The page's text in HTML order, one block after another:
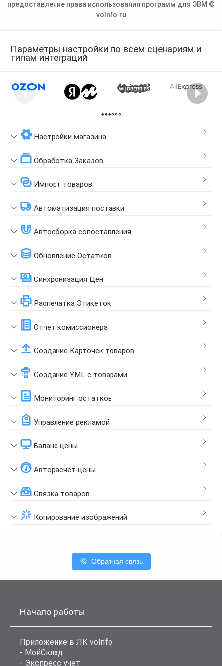
предоставление права использования программ для ЭВМ ©
voInfo.ru
Параметры настройки по всем сценариям и
типам интеграций
Настройки магазина
Обработка Заказов
Импорт товаров
Автоматизация поставки
Автосборка сопоставления
Обновление Остатков
Синхронизация Цен
Распечатка Этикеток
Отчет комиссионера
Создание Карточек товаров
Создание YML с товарами
Мониторинг остатков
Управление рекламой
Баланс цены
Авторасчет цены
Связка товаров
Копирование изображений
Обратная связь
Начало работы
Приложение в ЛК voInfo
- МойСклад
- Экспресс учет